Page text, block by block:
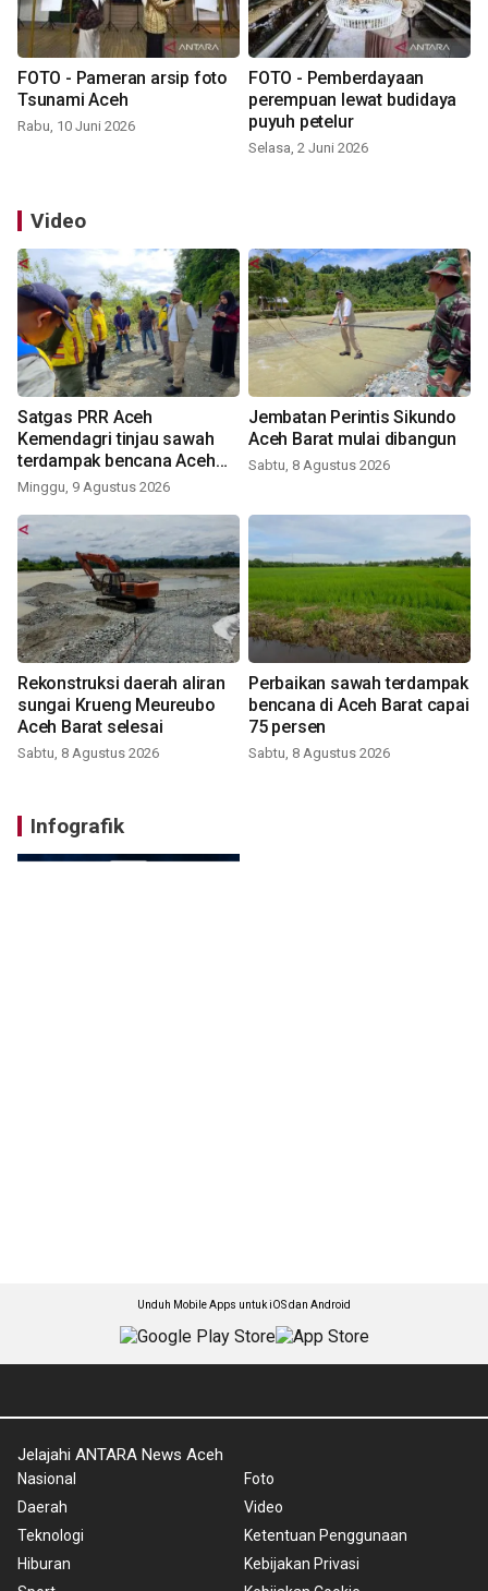
FOTO - Pameran arsip foto
Tsunami Aceh
Rabu, 10 Juni 2026
FOTO - Pemberdayaan
perempuan lewat budidaya
puyuh petelur
Selasa, 2 Juni 2026
Video
Satgas PRR Aceh
Kemendagri tinjau sawah
terdampak bencana Aceh
Barat
Minggu, 9 Agustus 2026
Jembatan Perintis Sikundo
Aceh Barat mulai dibangun
Sabtu, 8 Agustus 2026
Rekonstruksi daerah aliran
sungai Krueng Meureubo
Aceh Barat selesai
Sabtu, 8 Agustus 2026
Perbaikan sawah terdampak
bencana di Aceh Barat capai
75 persen
Sabtu, 8 Agustus 2026
Infografik
Unduh Mobile Apps untuk iOS dan Android
Jelajahi ANTARA News Aceh
Nasional
Daerah
Teknologi
Hiburan
Foto
Video
Ketentuan Penggunaan
Kebijakan Privasi